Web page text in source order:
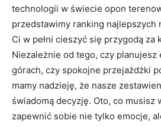
technologii w świecie opon​
przedstawimy ranking‍ najlepszych
Ci w⁣ pełni cieszyć się przygodą​ za
Niezależnie od ‌tego,‍ czy​ planujesz
górach,​ czy spokojne przejażdżki
mamy ‍nadzieję, że nasze
świadomą decyzję. Oto, co ⁣musisz
zapewnić‍ sobie nie tylko ⁢emocje,